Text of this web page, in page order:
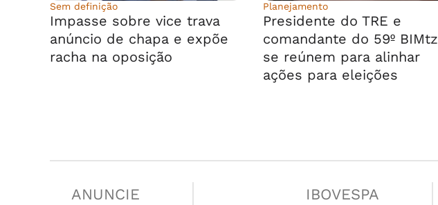
Sem definição
Impasse sobre vice trava
anúncio de chapa e expõe
racha na oposição
Planejamento
Presidente do TRE e
comandante do 59º BIMtz
se reúnem para alinhar
ações para eleições
ANUNCIE IBOVESPA